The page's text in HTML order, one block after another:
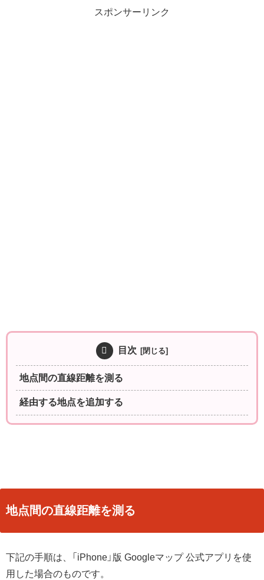
スポンサーリンク
目次
地点間の直線距離を測る
経由する地点を追加する
地点間の直線距離を測る
下記の手順は、「iPhone」版 Googleマップ 公式アプリを使
用した場合のものです。